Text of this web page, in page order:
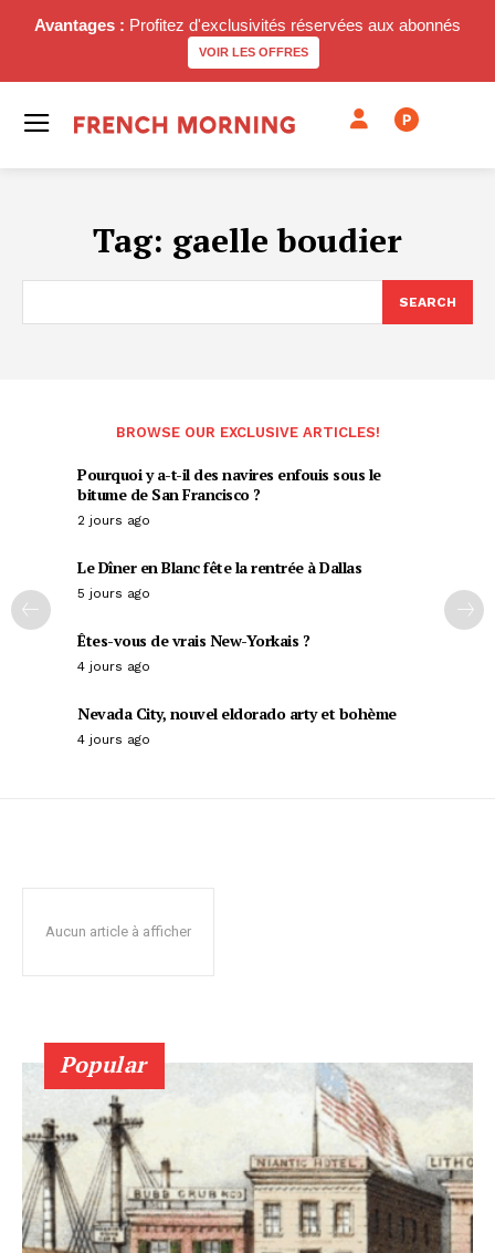
Avantages : Profitez d'exclusivités réservées aux abonnés
VOIR LES OFFRES
P
Tag: gaelle boudier
SEARCH
BROWSE OUR EXCLUSIVE ARTICLES!
Pourquoi y a-t-il des navires enfouis sous le
bitume de San Francisco ?
2 jours ago
Le Dîner en Blanc fête la rentrée à Dallas
5 jours ago
Êtes-vous de vrais New-Yorkais ?
4 jours ago
Nevada City, nouvel eldorado arty et bohème
4 jours ago
Aucun article à afficher
Popular